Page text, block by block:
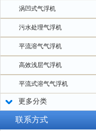
涡凹式气浮机
污水处理气浮机
平流溶气气浮机
高效浅层气浮机
平流式溶气气浮机
更多分类
联系方式